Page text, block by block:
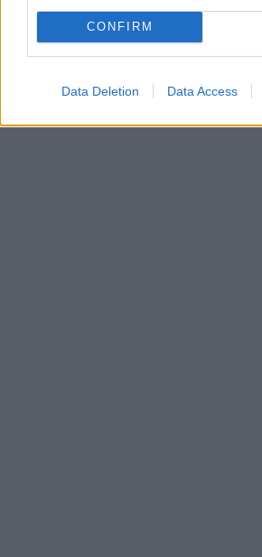
CONFIRM
Data Deletion Data Access